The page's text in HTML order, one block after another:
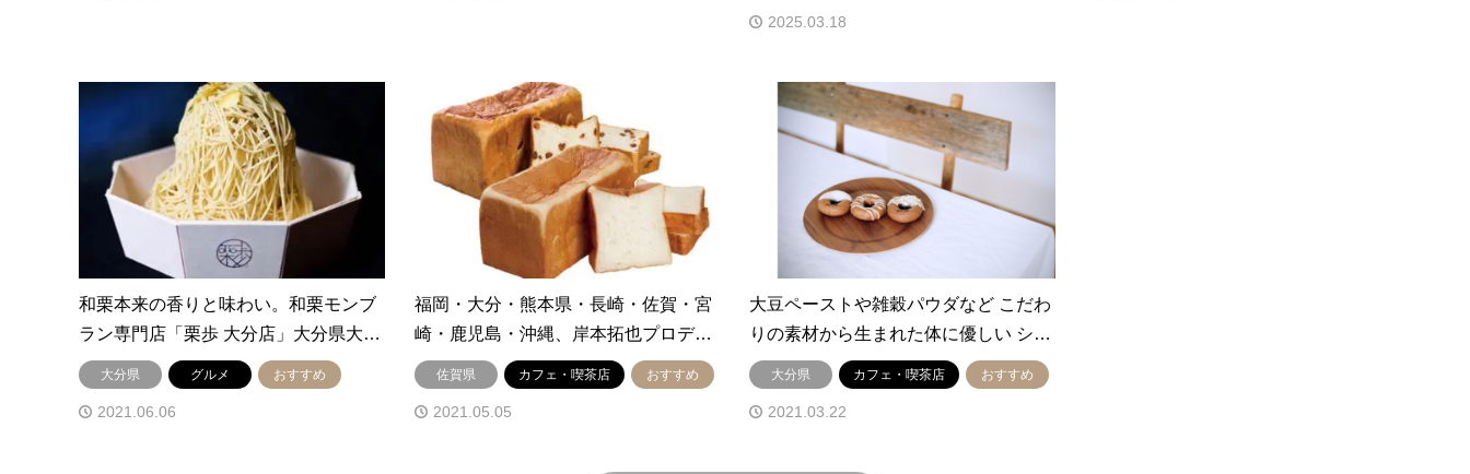
2025.03.18
和栗本来の香りと味わい。和栗モンブ
ラン専門店「栗歩 大分店」大分県大…
大分県 グルメ おすすめ
2021.06.06
福岡・大分・熊本県・長崎・佐賀・宮
崎・鹿児島・沖縄、岸本拓也プロデ…
佐賀県 カフェ・喫茶店 おすすめ
2021.05.05
大豆ペーストや雑穀パウダなど こだわ
りの素材から生まれた体に優しい シ…
大分県 カフェ・喫茶店 おすすめ
2021.03.22